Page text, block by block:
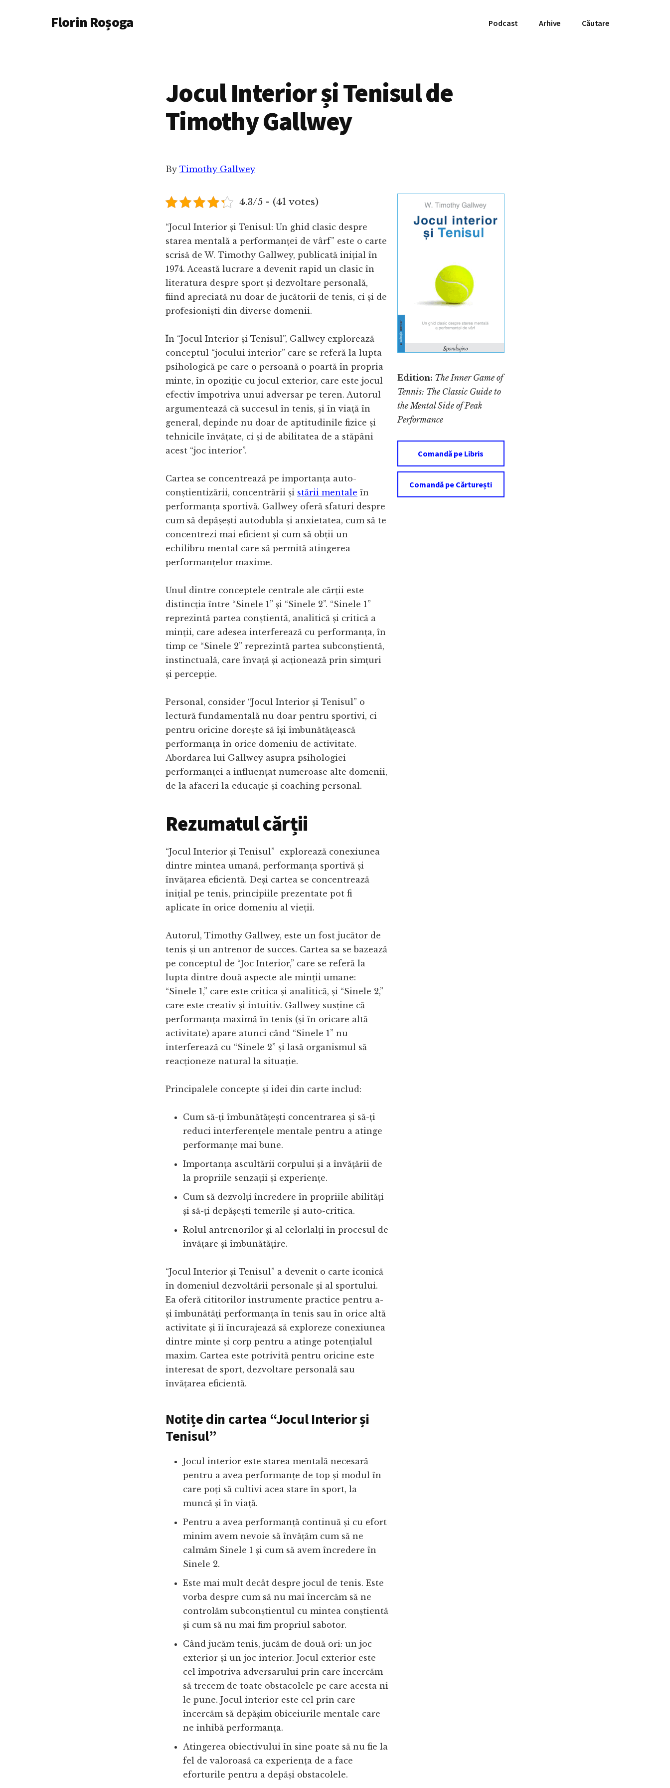
AdditionalFlorin Roșoga Podcast Arhive Căutare
Jocul Interior și Tenisul de
Timothy Gallwey
By Timothy Gallwey
Edition: The Inner Game of
Tennis: The Classic Guide to
the Mental Side of Peak
Performance
Comandă pe Libris
Comandă pe Cărturești
4.3/5 - (41 votes)
“Jocul Interior și Tenisul: Un ghid clasic despre
starea mentală a performanței de vârf” este o carte
scrisă de W. Timothy Gallwey, publicată inițial în
1974. Această lucrare a devenit rapid un clasic în
literatura despre sport și dezvoltare personală,
fiind apreciată nu doar de jucătorii de tenis, ci și de
profesioniști din diverse domenii.
În “Jocul Interior și Tenisul”, Gallwey explorează
conceptul “jocului interior” care se referă la lupta
psihologică pe care o persoană o poartă în propria
minte, în opoziție cu jocul exterior, care este jocul
efectiv împotriva unui adversar pe teren. Autorul
argumentează că succesul în tenis, și în viață în
general, depinde nu doar de aptitudinile fizice și
tehnicile învățate, ci și de abilitatea de a stăpâni
acest “joc interior”.
Cartea se concentrează pe importanța auto-
conștientizării, concentrării și stării mentale în
performanța sportivă. Gallwey oferă sfaturi despre
cum să depășești autodubla și anxietatea, cum să te
concentrezi mai eficient și cum să obții un
echilibru mental care să permită atingerea
performanțelor maxime.
Unul dintre conceptele centrale ale cărții este
distincția între “Sinele 1” și “Sinele 2”. “Sinele 1”
reprezintă partea conștientă, analitică și critică a
minții, care adesea interferează cu performanța, în
timp ce “Sinele 2” reprezintă partea subconștientă,
instinctuală, care învață și acționează prin simțuri
și percepție.
Personal, consider “Jocul Interior și Tenisul” o
lectură fundamentală nu doar pentru sportivi, ci
pentru oricine dorește să își îmbunătățească
performanța în orice domeniu de activitate.
Abordarea lui Gallwey asupra psihologiei
performanței a influențat numeroase alte domenii,
de la afaceri la educație și coaching personal.
Rezumatul cărții
“Jocul Interior și Tenisul” explorează conexiunea
dintre mintea umană, performanța sportivă și
învățarea eficientă. Deși cartea se concentrează
inițial pe tenis, principiile prezentate pot fi
aplicate în orice domeniu al vieții.
Autorul, Timothy Gallwey, este un fost jucător de
tenis și un antrenor de succes. Cartea sa se bazează
pe conceptul de “Joc Interior,” care se referă la
lupta dintre două aspecte ale minții umane:
“Sinele 1,” care este critica și analitică, și “Sinele 2,”
care este creativ și intuitiv. Gallwey susține că
performanța maximă în tenis (și în oricare altă
activitate) apare atunci când “Sinele 1” nu
interferează cu “Sinele 2” și lasă organismul să
reacționeze natural la situație.
Principalele concepte și idei din carte includ:
Cum să-ți îmbunătățești concentrarea și să-ți
reduci interferențele mentale pentru a atinge
performanțe mai bune.
Importanța ascultării corpului și a învățării de
la propriile senzații și experiențe.
Cum să dezvolți încredere în propriile abilități
și să-ți depășești temerile și auto-critica.
Rolul antrenorilor și al celorlalți în procesul de
învățare și îmbunătățire.
“Jocul Interior și Tenisul” a devenit o carte iconică
în domeniul dezvoltării personale și al sportului.
Ea oferă cititorilor instrumente practice pentru a-
și îmbunătăți performanța în tenis sau în orice altă
activitate și îi încurajează să exploreze conexiunea
dintre minte și corp pentru a atinge potențialul
maxim. Cartea este potrivită pentru oricine este
interesat de sport, dezvoltare personală sau
învățarea eficientă.
Notițe din cartea “Jocul Interior și
Tenisul”
Jocul interior este starea mentală necesară
pentru a avea performanțe de top și modul în
care poți să cultivi acea stare în sport, la
muncă și în viață.
Pentru a avea performanță continuă și cu efort
minim avem nevoie să învățăm cum să ne
calmăm Sinele 1 și cum să avem încredere în
Sinele 2.
Este mai mult decât despre jocul de tenis. Este
vorba despre cum să nu mai încercăm să ne
controlăm subconștientul cu mintea conștientă
și cum să nu mai fim propriul sabotor.
Când jucăm tenis, jucăm de două ori: un joc
exterior și un joc interior. Jocul exterior este
cel împotriva adversarului prin care încercăm
să trecem de toate obstacolele pe care acesta ni
le pune. Jocul interior este cel prin care
încercăm să depășim obiceiurile mentale care
ne inhibă performanța.
Atingerea obiectivului în sine poate să nu fie la
fel de valoroasă ca experiența de a face
eforturile pentru a depăși obstacolele.